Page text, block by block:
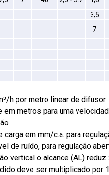
3,5
7
h por metro linear de difusor
em metros para uma
carga em mm/c.a. para
de ruído, para regulação
vertical o alcance (AL)
deve ser multiplicado por